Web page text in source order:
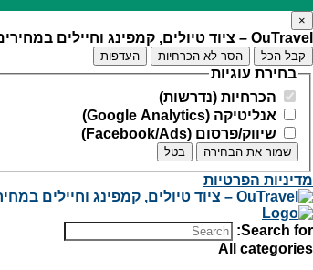
×
OuTravel – ציוד טיולים, קמפינג וחיילים במחירים משתלמים ונגישים
קבל הכל הסר לא הכרחיות העדפות
בחירת עוגיות
הכרחיות (נדרשות)
אנליטיקה (Google Analytics)
שיווק/פרסום (Facebook/Ads)
שמור את הבחירה בטל
מדיניות הפרטיות
Search for:
All categories